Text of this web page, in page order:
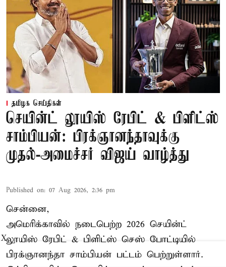
தமிழக செய்திகள்
செயின்ட் லூயிஸ் ரேபிட் & பிளிட்ஸ்
சாம்பியன்: பிரக்ஞானந்தாவுக்கு
முதல்-அமைச்சர் விஜய் வாழ்த்து
Published on: 07 Aug 2026, 2:36 pm
சென்னை,
அமெரிக்காவில் நடைபெற்ற 2026 செயின்ட்
லூயிஸ் ரேபிட் & பிளிட்ஸ் செஸ் போட்டியில்
பிரக்ஞானந்தா சாம்பியன் பட்டம் பெற்றுள்ளார்.
X